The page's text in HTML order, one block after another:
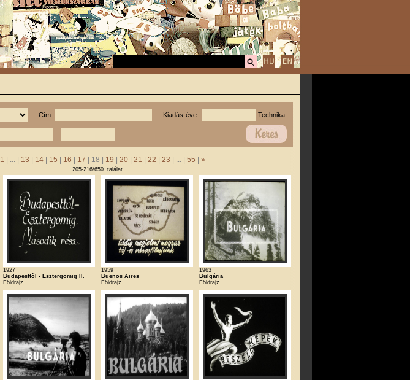
Cím: Kiadás éve: Technika:
1 | ... | 13 | 14| 15 | 16 | 17 | 18 | 19 | 20| 21 | 22 | 23 | ... | 55 | »
205-216/650. találat
1927
Budapesttől - Esztergomig II.
Földrajz
1959
Buenos Aires
Földrajz
1963
Bulgária
Földrajz